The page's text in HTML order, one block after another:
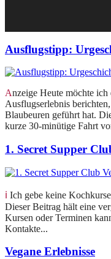
Ausflugstipp:
Anzeige Heute möchte ich euch von unserem neuesten
Ausflugserlebnis
Blaubeuren geführt hat.
kurze 30-minütige Fahrt
1. Secret Supper
ℹ️ Ich gebe keine Kochkurse mehr und veranstalte keine Events.
Dieser Beitrag hält eine
Kursen oder Terminen
Kontakte...
Vegane Erlebnisse